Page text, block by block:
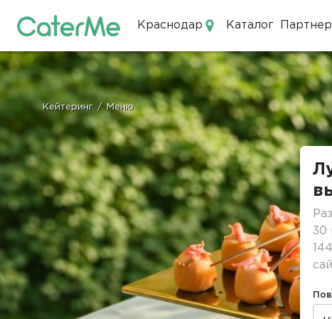
Краснодар Каталог
Строка
навигации
Кейтеринг / Меню
30